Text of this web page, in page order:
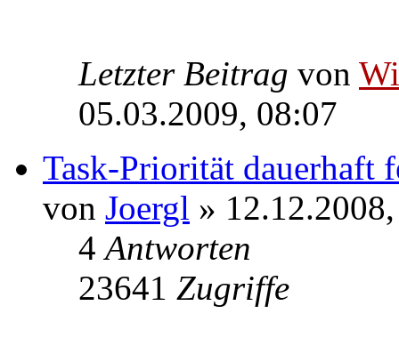
Letzter Beitrag von
05.03.2009, 08:07
Task-Priorität dauerhaft
von Joergl »
4Antworten
23641 Zugriffe